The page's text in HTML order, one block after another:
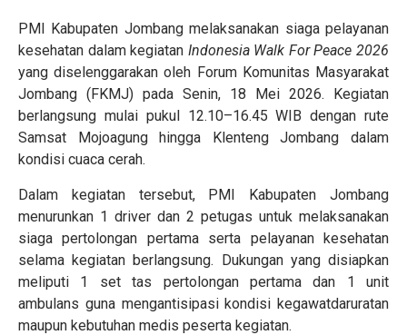
PMI Kabupaten Jombang melaksanakan siaga pelayanan
kesehatan dalam kegiatan Indonesia Walk For Peace 2026
yang diselenggarakan oleh Forum Komunitas Masyarakat
Jombang (FKMJ) pada Senin, 18 Mei 2026. Kegiatan
berlangsung mulai pukul 12.10–16.45 WIB dengan rute
Samsat Mojoagung hingga Klenteng Jombang dalam
kondisi cuaca cerah.
Dalam kegiatan tersebut, PMI Kabupaten Jombang
menurunkan 1 driver dan 2 petugas untuk melaksanakan
siaga pertolongan pertama serta pelayanan kesehatan
selama kegiatan berlangsung. Dukungan yang disiapkan
meliputi 1 set tas pertolongan pertama dan 1 unit
ambulans guna mengantisipasi kondisi kegawatdaruratan
maupun kebutuhan medis peserta kegiatan.